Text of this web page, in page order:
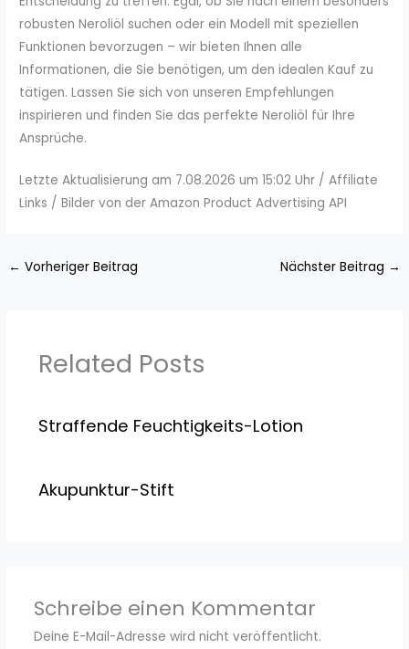
robusten Neroliöl suchen oder ein Modell mit speziellen
Funktionen bevorzugen – wir bieten Ihnen alle
Informationen, die Sie benötigen, um den idealen Kauf zu
tätigen. Lassen Sie sich von unseren Empfehlungen
inspirieren und finden Sie das perfekte Neroliöl für Ihre
Ansprüche.
Letzte Aktualisierung am 7.08.2026 um 15:02 Uhr / Affiliate
Links / Bilder von der Amazon Product Advertising API
← Vorheriger Beitrag Nächster Beitrag →
Related Posts
Straffende Feuchtigkeits-Lotion
Akupunktur-Stift
Schreibe einen Kommentar
Deine E-Mail-Adresse wird nicht veröffentlicht.